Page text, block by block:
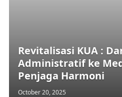
Revitalisasi KUA :
Administratif ke
Penjaga Harmoni
October 20, 2025